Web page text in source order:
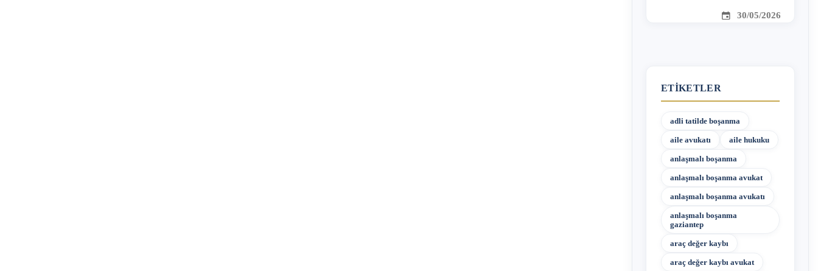
30/05/2026
ETIKETLER
adli tatilde boşanma
aile avukatı aile hukuku
anlaşmalı boşanma
anlaşmalı boşanma avukat
anlaşmalı boşanma avukatı
anlaşmalı boşanma
gaziantep
araç değer kaybı
araç değer kaybı avukat